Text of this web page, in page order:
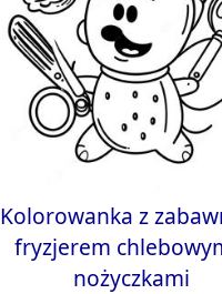
Kolorowanka z
fryzjerem
nożyczkami